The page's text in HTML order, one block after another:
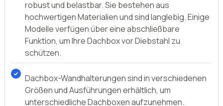
Mit einer Dachbox-Wandhalterung können Sie Ihre
sperrige Dachbox sicher und platzsparend
aufbewahren. Die Halterung ist einfach zu
installieren und kann an der Wand oder an der
Decke montiert werden. Dadurch schaffen Sie
mehr Platz in Ihrer Garage oder Ihrem Keller.